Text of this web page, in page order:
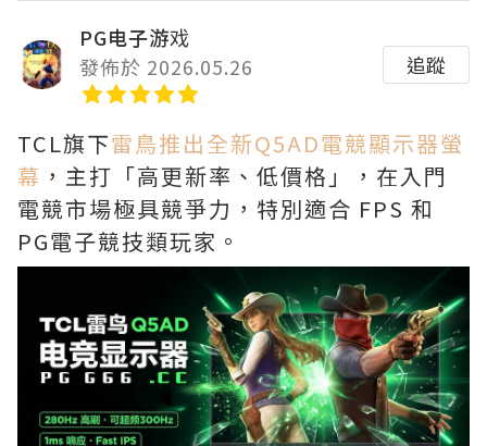
PG电子游戏
發佈於 2026.05.26
追蹤
TCL旗下雷鳥推出全新Q5AD電競顯示器螢
幕 ，主打「高更新率、低價格」，在入門
電競市場極具競爭力，特別適合 FPS 和
PG電子競技類玩家。